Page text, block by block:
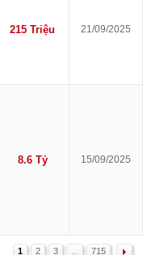
215 Triệu 21/09/2025
8.6 Tỷ 15/09/2025
1 2 3 715